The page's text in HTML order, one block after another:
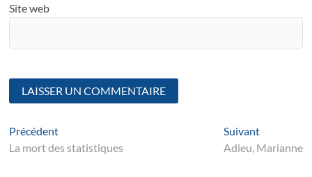
Site web
Navigation
de
PrécédentArticle
suivant
La mort des statistiques
SuivantSuivant
post:
Adieu, Marianne